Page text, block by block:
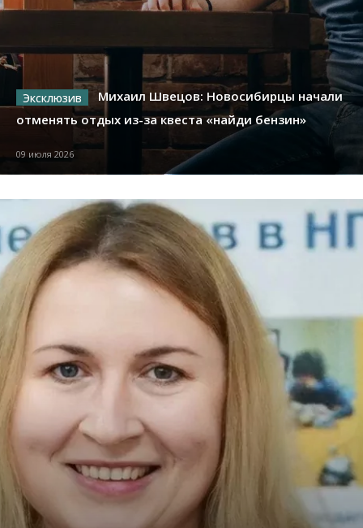
Михаил Швецов: Новосибирцы начали
отменять отдых из-за квеста «найди бензин»
09 июля 2026